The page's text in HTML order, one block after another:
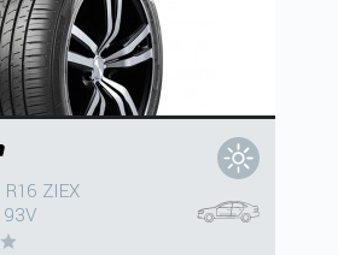
ZIEX
93V